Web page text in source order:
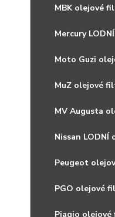
MBK olejové
Mercury
Moto Guzi
MuZ olejové
MV Augusta
Nissan
Peugeot
PGO olejové
Piagio